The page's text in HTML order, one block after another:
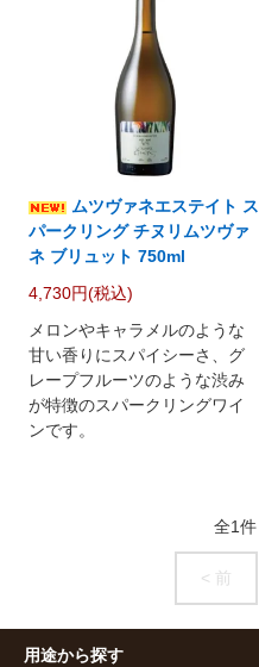
ムツヴァネエステイト ス
パークリング チヌリムツヴァ
ネ ブリュット 750ml
4,730円(税込)
メロンやキャラメルのような
甘い香りにスパイシーさ、グ
レープフルーツのような渋み
が特徴のスパークリングワイ
ンです。
全1件
< 前
用途から探す